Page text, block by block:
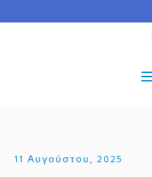
11 Αυγούστου, 2025